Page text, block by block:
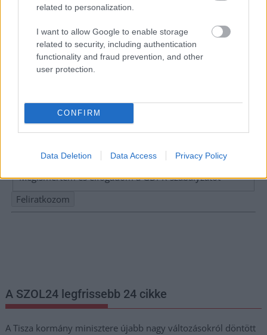
related to personalization.
I want to allow Google to enable storage
related to security, including authentication
functionality and fraud prevention, and other
user protection.
CONFIRM
Data Deletion Data Access Privacy Policy
Hírlevél feliratkozás
meg e-mail címét:
Megismertem és elfogadom aGDPR-szabályzatot
A SZOL24 legfrissebb 24 cikke
A Tisza kormány minisztere újabb nagy változásokról döntött